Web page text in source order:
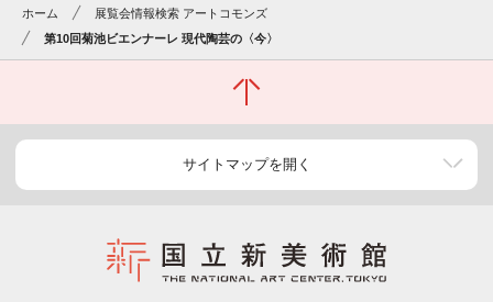
ホーム
展覧会情報検索 アートコモンズ
第10回菊池ビエンナーレ 現代陶芸の〈今〉
サイトマップを開く